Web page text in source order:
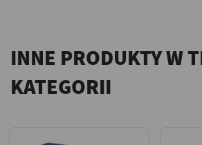
INNE PRODUKTY W
KATEGORII